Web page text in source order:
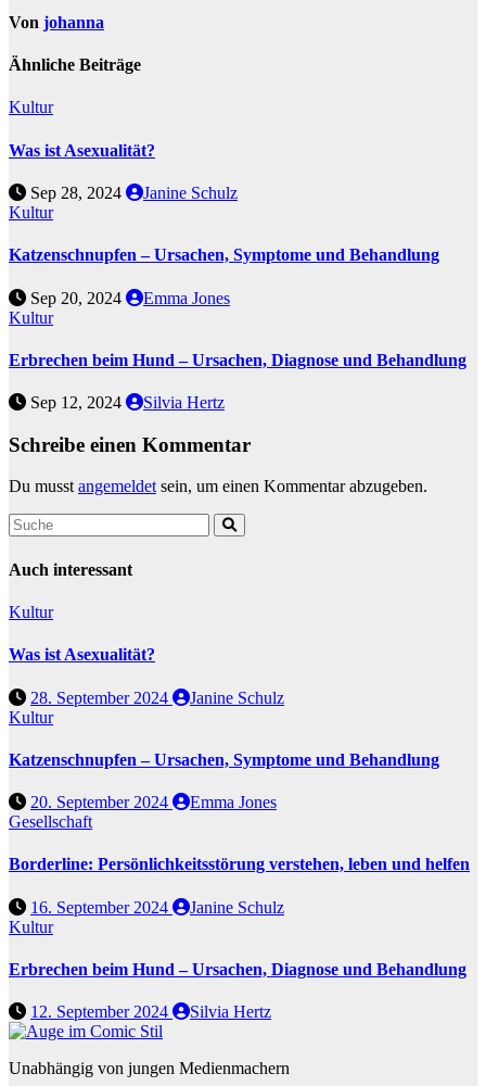
Von johanna
Ähnliche Beiträge
Kultur
Was ist Asexualität?
Sep 28, 2024
Janine Schulz
Kultur
Katzenschnupfen – Ursachen, Symptome und Behandlung
Sep 20, 2024
Emma Jones
Kultur
Erbrechen beim Hund – Ursachen, Diagnose und Behandlung
Sep 12, 2024 Silvia Hertz
Schreibe einen Kommentar
Du musstangemeldetsein, um einen Kommentar abzugeben.
Auch interessant
Kultur
Was ist Asexualität?
28. September 2024
Janine Schulz
Kultur
Katzenschnupfen – Ursachen, Symptome und Behandlung
20. September 2024
Emma Jones
Gesellschaft
Borderline: Persönlichkeitsstörung verstehen, leben und helfen
16. September 2024
Janine Schulz
Kultur
Erbrechen beim Hund – Ursachen, Diagnose und Behandlung
12. September 2024 Silvia Hertz
Unabhängig von jungen Medienmachern